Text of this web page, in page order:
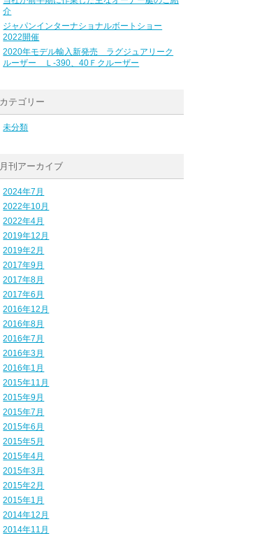
介
ジャパンインターナショナルボートショー
2022開催
2020年モデル輸入新発売 ラグジュアリーク
ルーザー Ｌ-390、40Ｆクルーザー
カテゴリー
未分類
月刊アーカイブ
2024年7月
2022年10月
2022年4月
2019年12月
2019年2月
2017年9月
2017年8月
2017年6月
2016年12月
2016年8月
2016年7月
2016年3月
2016年1月
2015年11月
2015年9月
2015年7月
2015年6月
2015年5月
2015年4月
2015年3月
2015年2月
2015年1月
2014年12月
2014年11月